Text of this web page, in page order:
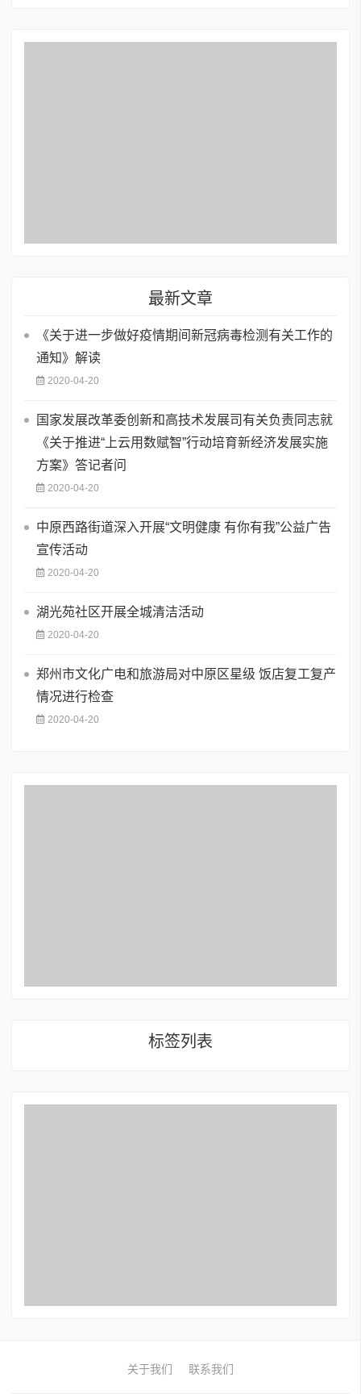
最新文章
《关于进一步做好疫情期间新冠病毒检测有关工作的
通知》解读
2020-04-20
国家发展改革委创新和高技术发展司有关负责同志就
《关于推进“上云用数赋智”行动培育新经济发展实施
方案》答记者问
2020-04-20
中原西路街道深入开展“文明健康 有你有我”公益广告
宣传活动
2020-04-20
湖光苑社区开展全城清洁活动
2020-04-20
郑州市文化广电和旅游局对中原区星级 饭店复工复产
情况进行检查
2020-04-20
标签列表
关于我们 联系我们